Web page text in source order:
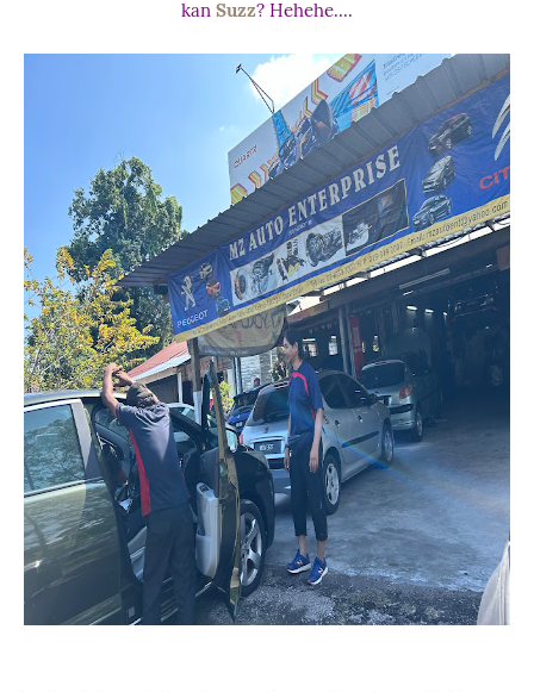
kan Suzz? Hehehe....